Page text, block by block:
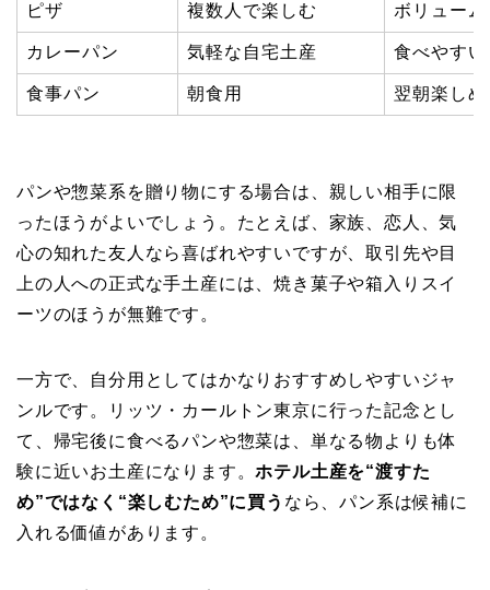
ピザ 複数人で楽しむ ボリュー
カレーパン 気軽な自宅土産 食べやすい
食事パン 朝食用 翌朝楽しめ
パンや惣菜系を贈り物にする場合は、親しい相手に限
ったほうがよいでしょう。たとえば、家族、恋人、気
心の知れた友人なら喜ばれやすいですが、取引先や目
上の人への正式な手土産には、焼き菓子や箱入りスイ
ーツのほうが無難です。
一方で、自分用としてはかなりおすすめしやすいジャ
ンルです。リッツ・カールトン東京に行った記念とし
て、帰宅後に食べるパンや惣菜は、単なる物よりも体
験に近いお土産になります。ホテル土産を“渡すた
め”ではなく“楽しむため”に買う なら、パン系は候補に
入れる価値があります。